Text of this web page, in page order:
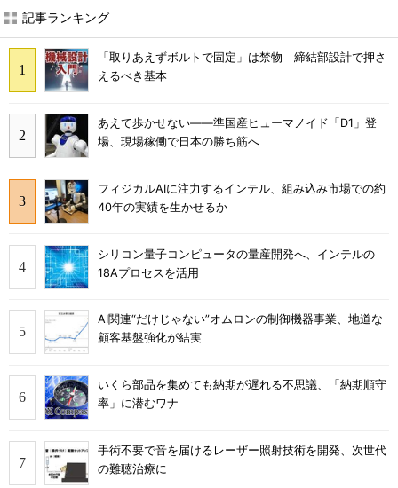
記事ランキング
「取りあえずボルトで固定」は禁物 締結部設計で押さ
えるべき基本
あえて歩かせない――準国産ヒューマノイド「D1」登
場、現場稼働で日本の勝ち筋へ
フィジカルAIに注力するインテル、組み込み市場での約
40年の実績を生かせるか
シリコン量子コンピュータの量産開発へ、インテルの
18Aプロセスを活用
AI関連“だけじゃない”オムロンの制御機器事業、地道な
顧客基盤強化が結実
いくら部品を集めても納期が遅れる不思議、「納期順守
率」に潜むワナ
手術不要で音を届けるレーザー照射技術を開発、次世代
の難聴治療に